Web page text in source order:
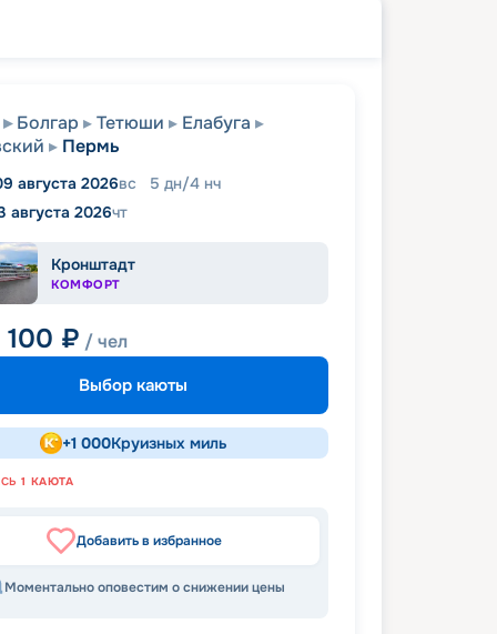
Болгар Тетюши
Елабуга
Пермь
августа 2026вс 5 дн/4 нч
августа 2026чт
Кронштадт
КОМФОРТ
100 ₽ / чел
Выбор каюты
+1 000Круизных миль
1 КАЮТА
Добавить в избранное
Моментально оповестим о снижении цены